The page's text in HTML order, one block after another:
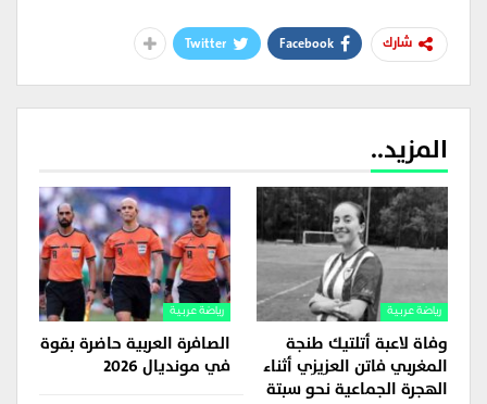
شارك Facebook
Twitter
المزيد..
رياضة عربية
وفاة لاعبة أتلتيك طنجة
المغربي فاتن العزيزي أثناء
الهجرة الجماعية نحو سبتة
رياضة عربية
الصافرة العربية حاضرة بقوة
في مونديال 2026